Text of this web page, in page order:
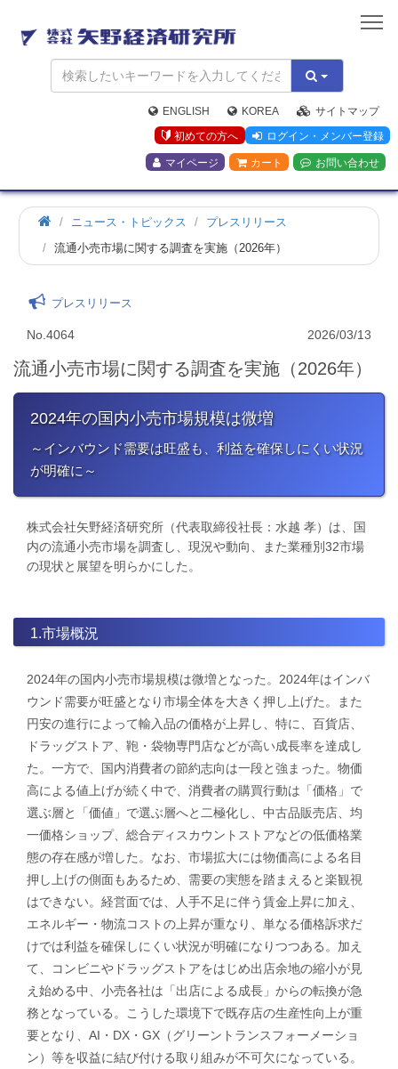
矢
野
経
済
研
究
所
ENGLISH KOREA
サイトマップ
初めての方へ
ログイン・メンバー登録
マイページ カート お問い合わせ
ニュース・トピックス
プレスリリース
流通小売市場に関する調査を実施（2026年）
プレスリリース
No.4064 2026/03/13
流通小売市場に関する調査を実施（2026年）
2024年の国内小売市場規模は微増
​～インバウンド需要は旺盛も、利益を確保しにくい状況
が明確に～
株式会社矢野経済研究所（代表取締役社長：水越 孝）は、国
内の流通小売市場を調査し、現況や動向、また業種別32市場
の現状と展望を明らかにした。
1.市場概況
2024年の国内小売市場規模は微増となった。2024年はインバ
ウンド需要が旺盛となり市場全体を大きく押し上げた。また
円安の進行によって輸入品の価格が上昇し、特に、百貨店、
ドラッグストア、鞄・袋物専門店などが高い成長率を達成し
た。一方で、国内消費者の節約志向は一段と強まった。物価
高による値上げが続く中で、消費者の購買行動は「価格」で
選ぶ層と「価値」で選ぶ層へと二極化し、中古品販売店、均
一価格ショップ、総合ディスカウントストアなどの低価格業
態の存在感が増した。なお、市場拡大には物価高による名目
押し上げの側面もあるため、需要の実態を踏まえると楽観視
はできない。経営面では、人手不足に伴う賃金上昇に加え、
エネルギー・物流コストの上昇が重なり、単なる価格訴求だ
けでは利益を確保しにくい状況が明確になりつつある。加え
て、コンビニやドラッグストアをはじめ出店余地の縮小が見
え始める中、小売各社は「出店による成長」からの転換が急
務となっている。こうした環境下で既存店の生産性向上が重
要となり、AI・DX・GX（グリーントランスフォーメーショ
ン）等を収益に結び付ける取り組みが不可欠になっている。